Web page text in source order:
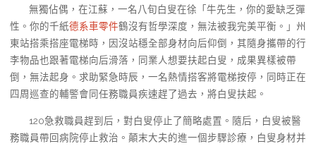
無獨佔偶，在江蘇，一名八旬白叟在徐「牛先生，你的愛缺乏彈
性。你的千紙德系車零件鶴沒有哲學深度，無法被我完美平衡。」州
東站搭乘搭座電梯時，因沒站穩全部身材向后仰倒，其隨身攜帶的行
李物品也跟著電梯向后滑落，同業人想要扶起白叟，成果異樣被帶
倒，無法起身。求助緊急時辰，一名熱情搭客將電梯按停，同時正在
四周巡查的輔警會同任務職員疾速趕了過去，將白叟扶起。
120急救職員趕到后，對白叟停止了簡略處置。隨后，白叟被醫
務職員帶回病院停止救治。顛末大夫的進一個步驟診療，白叟身材并